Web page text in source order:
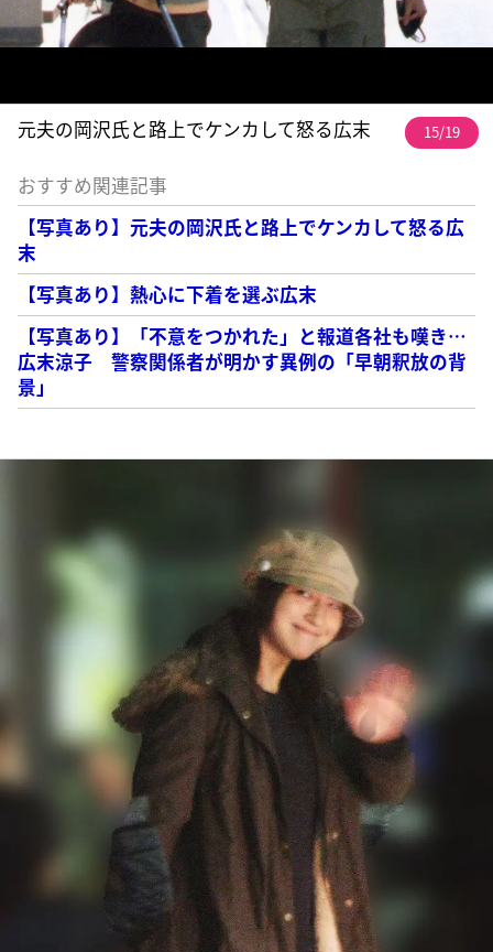
元夫の岡沢氏と路上でケンカして怒る広末 15/19
おすすめ関連記事
【写真あり】元夫の岡沢氏と路上でケンカして怒る広
末
【写真あり】熱心に下着を選ぶ広末
【写真あり】「不意をつかれた」と報道各社も嘆き…
広末涼子 警察関係者が明かす異例の「早朝釈放の背
景」